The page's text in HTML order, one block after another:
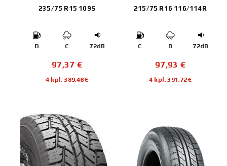
235/75 R15 109S
D C 72dB
97,37 €
4 kpl: 389,48€
215/75 R16 116/114R
C B 72dB
97,93 €
4 kpl: 391,72€